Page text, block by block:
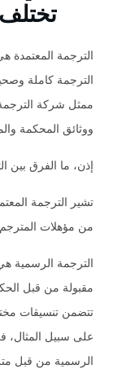
الترجمة المعتمدة
الترجمة كاملة
ممثل شركة
ووثائق المحكمة
إذن، ما الفرق بين
تشير الترجمة
من مؤهلات المترجم
الترجمة
مقبولة من قبل
تتضمن تنسيقات
على سبيل المثال،
الرسمية من قبل